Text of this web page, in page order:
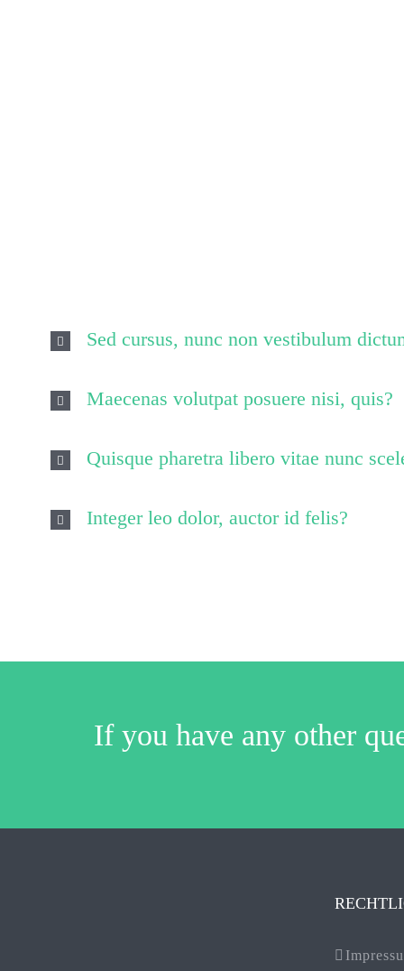
Sed cursus, nunc non vestibulum
Maecenas volutpat posuere nisi, quis?
Quisque pharetra libero vitae nunc
Integer leo dolor, auctor id felis?
If you have any other